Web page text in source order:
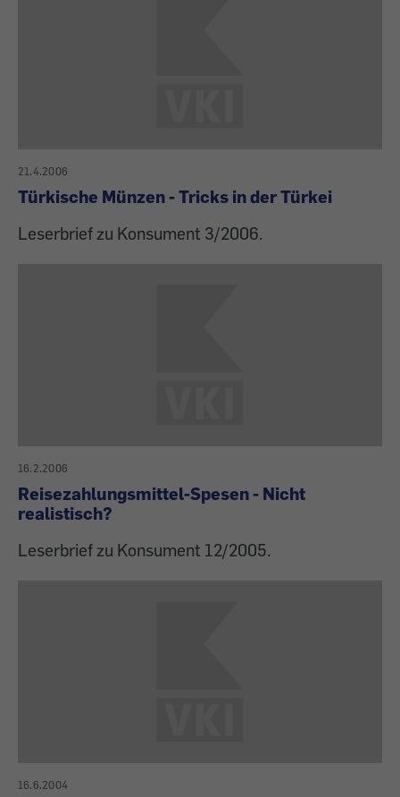
21.4.2006
Türkische Münzen - Tricks in der Türkei
Leserbrief zu Konsument 3/2006.
16.2.2006
Reisezahlungsmittel-Spesen - Nicht
realistisch?
Leserbrief zu Konsument 12/2005.
16.6.2004